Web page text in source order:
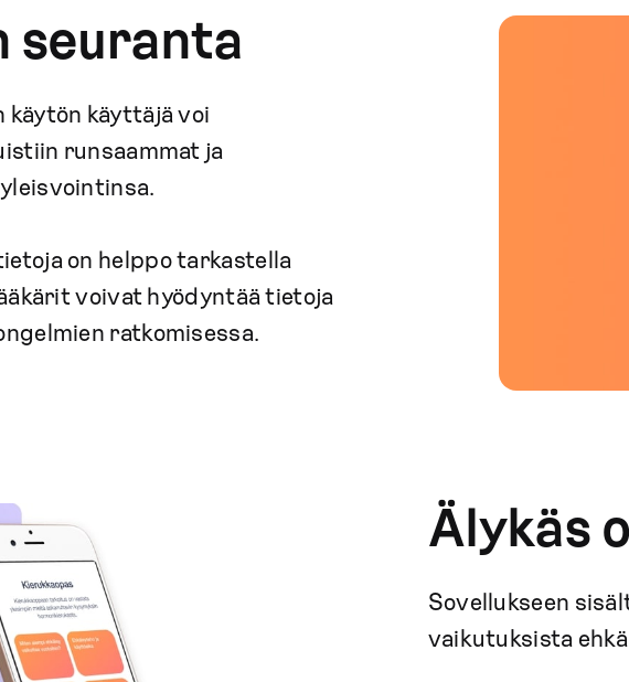
seuranta
käyttäjä voi
runsaammat ja
on helppo tarkastella
voivat hyödyntää tietoja
ratkomisessa.
Älykäs
Sovellukseen
vaikutuksista